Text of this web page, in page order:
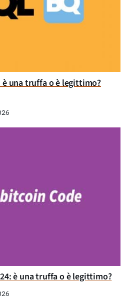
è una truffa o è legittimo?
è una truffa o è legittimo?